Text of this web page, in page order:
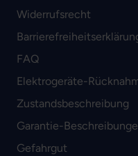
Widerrufsrecht
FAQ
Elektrogeräte-
Zustandsbeschreibung
Garantie-
Gefahrgut